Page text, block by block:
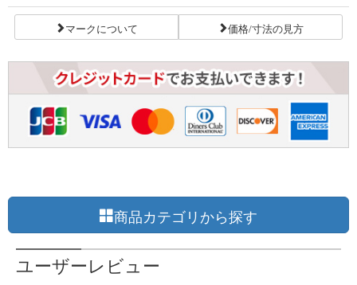
マークについて 価格/寸法の見方
商品カテゴリから探す
ユーザーレビュー